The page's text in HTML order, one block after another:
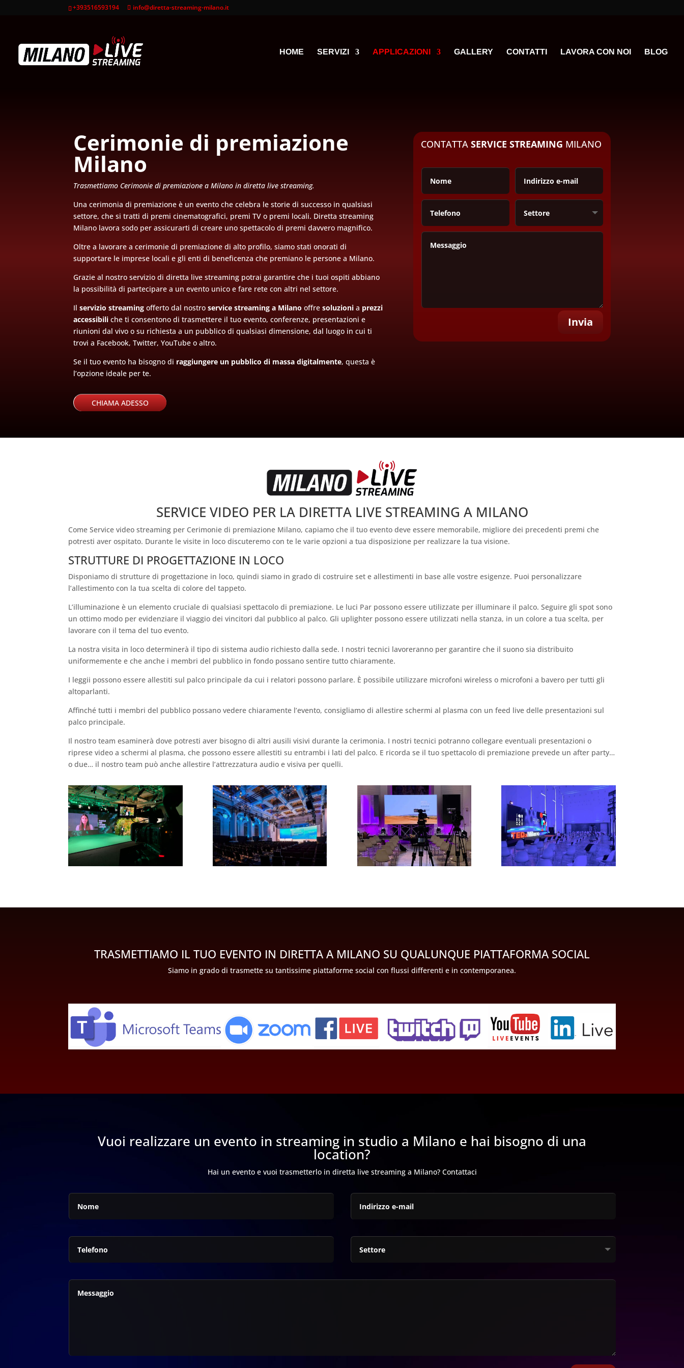
+393516593194 info@diretta-streaming-milano.it
HOME SERVIZI APPLICAZIONI GALLERY CONTATTI LAVORA CON NOI BLOG
Cerimonie di premiazione
Milano
Trasmettiamo Cerimonie di premiazione a Milano in diretta live streaming.
Una cerimonia di premiazione è un evento che celebra le storie di successo in qualsiasi
settore, che si tratti di premi cinematografici, premi TV o premi locali. Diretta streaming
Milano lavora sodo per assicurarti di creare uno spettacolo di premi davvero magnifico.
Oltre a lavorare a cerimonie di premiazione di alto profilo, siamo stati onorati di
supportare le imprese locali e gli enti di beneficenza che premiano le persone a Milano.
Grazie al nostro servizio di diretta live streaming potrai garantire che i tuoi ospiti abbiano
la possibilità di partecipare a un evento unico e fare rete con altri nel settore.
Ilservizio streaming offerto dal nostroservice streaming a Milano offresoluzioni a prezzi
accessibili che ti consentono di trasmettere il tuo evento, conferenze, presentazioni e
riunioni dal vivo o su richiesta a un pubblico di qualsiasi dimensione, dal luogo in cui ti
trovi a Facebook, Twitter, YouTube o altro.
Se il tuo evento ha bisogno di raggiungere un pubblico di massa digitalmente, questa è
l’opzione ideale per te.
CHIAMA ADESSO
CONTATTASERVICE STREAMING MILANO
Invia
SERVICE VIDEO PER LA DIRETTA LIVE STREAMING A MILANO
Come Service video streaming per Cerimonie di premiazione Milano, capiamo che il tuo evento deve essere memorabile, migliore dei precedenti premi che
potresti aver ospitato. Durante le visite in loco discuteremo con te le varie opzioni a tua disposizione per realizzare la tua visione.
STRUTTURE DI PROGETTAZIONE IN LOCO
Disponiamo di strutture di progettazione in loco, quindi siamo in grado di costruire set e allestimenti in base alle vostre esigenze. Puoi personalizzare
l’allestimento con la tua scelta di colore del tappeto.
L’illuminazione è un elemento cruciale di qualsiasi spettacolo di premiazione. Le luci Par possono essere utilizzate per illuminare il palco. Seguire gli spot sono
un ottimo modo per evidenziare il viaggio dei vincitori dal pubblico al palco. Gli uplighter possono essere utilizzati nella stanza, in un colore a tua scelta, per
lavorare con il tema del tuo evento.
La nostra visita in loco determinerà il tipo di sistema audio richiesto dalla sede. I nostri tecnici lavoreranno per garantire che il suono sia distribuito
uniformemente e che anche i membri del pubblico in fondo possano sentire tutto chiaramente.
I leggii possono essere allestiti sul palco principale da cui i relatori possono parlare. È possibile utilizzare microfoni wireless o microfoni a bavero per tutti gli
altoparlanti.
Affinché tutti i membri del pubblico possano vedere chiaramente l’evento, consigliamo di allestire schermi al plasma con un feed live delle presentazioni sul
palco principale.
Il nostro team esaminerà dove potresti aver bisogno di altri ausili visivi durante la cerimonia. I nostri tecnici potranno collegare eventuali presentazioni o
riprese video a schermi al plasma, che possono essere allestiti su entrambi i lati del palco. E ricorda se il tuo spettacolo di premiazione prevede un after party…
o due… il nostro team può anche allestire l’attrezzatura audio e visiva per quelli.
TRASMETTIAMO IL TUO EVENTO IN DIRETTA A MILANO SU QUALUNQUE PIATTAFORMA SOCIAL
Siamo in grado di trasmette su tantissime piattaforme social con flussi differenti e in contemporanea.
Vuoi realizzare un evento in streaming in studio a Milano e hai bisogno di una
location?
Hai un evento e vuoi trasmetterlo in diretta live streaming a Milano? Contattaci